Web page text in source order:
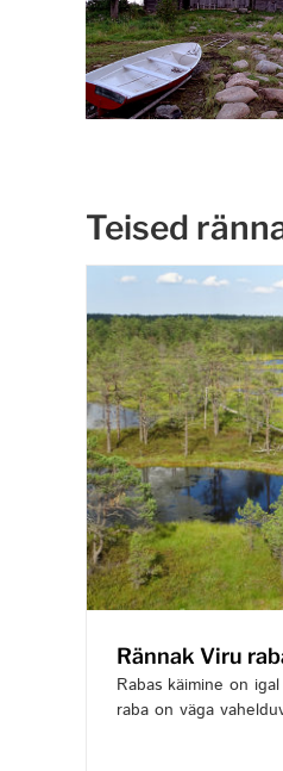
Teised
Rännak Viru
Rabas käimine on
raba on väga